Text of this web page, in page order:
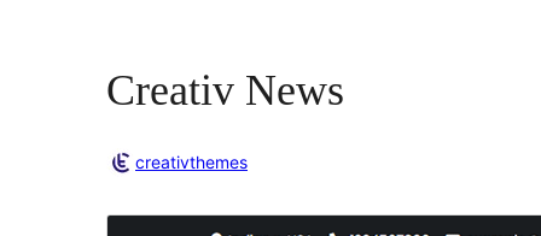
Creativ News
creativthemes